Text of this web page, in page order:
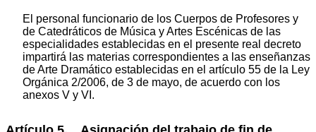
El personal funcionario de los Cuerpos de Profesores y
de Catedráticos de Música y Artes Escénicas de las
especialidades establecidas en el presente real decreto
impartirá las materias correspondientes a las enseñanzas
de Arte Dramático establecidas en el artículo 55 de la Ley
Orgánica 2/2006, de 3 de mayo, de acuerdo con los
anexos V y VI.